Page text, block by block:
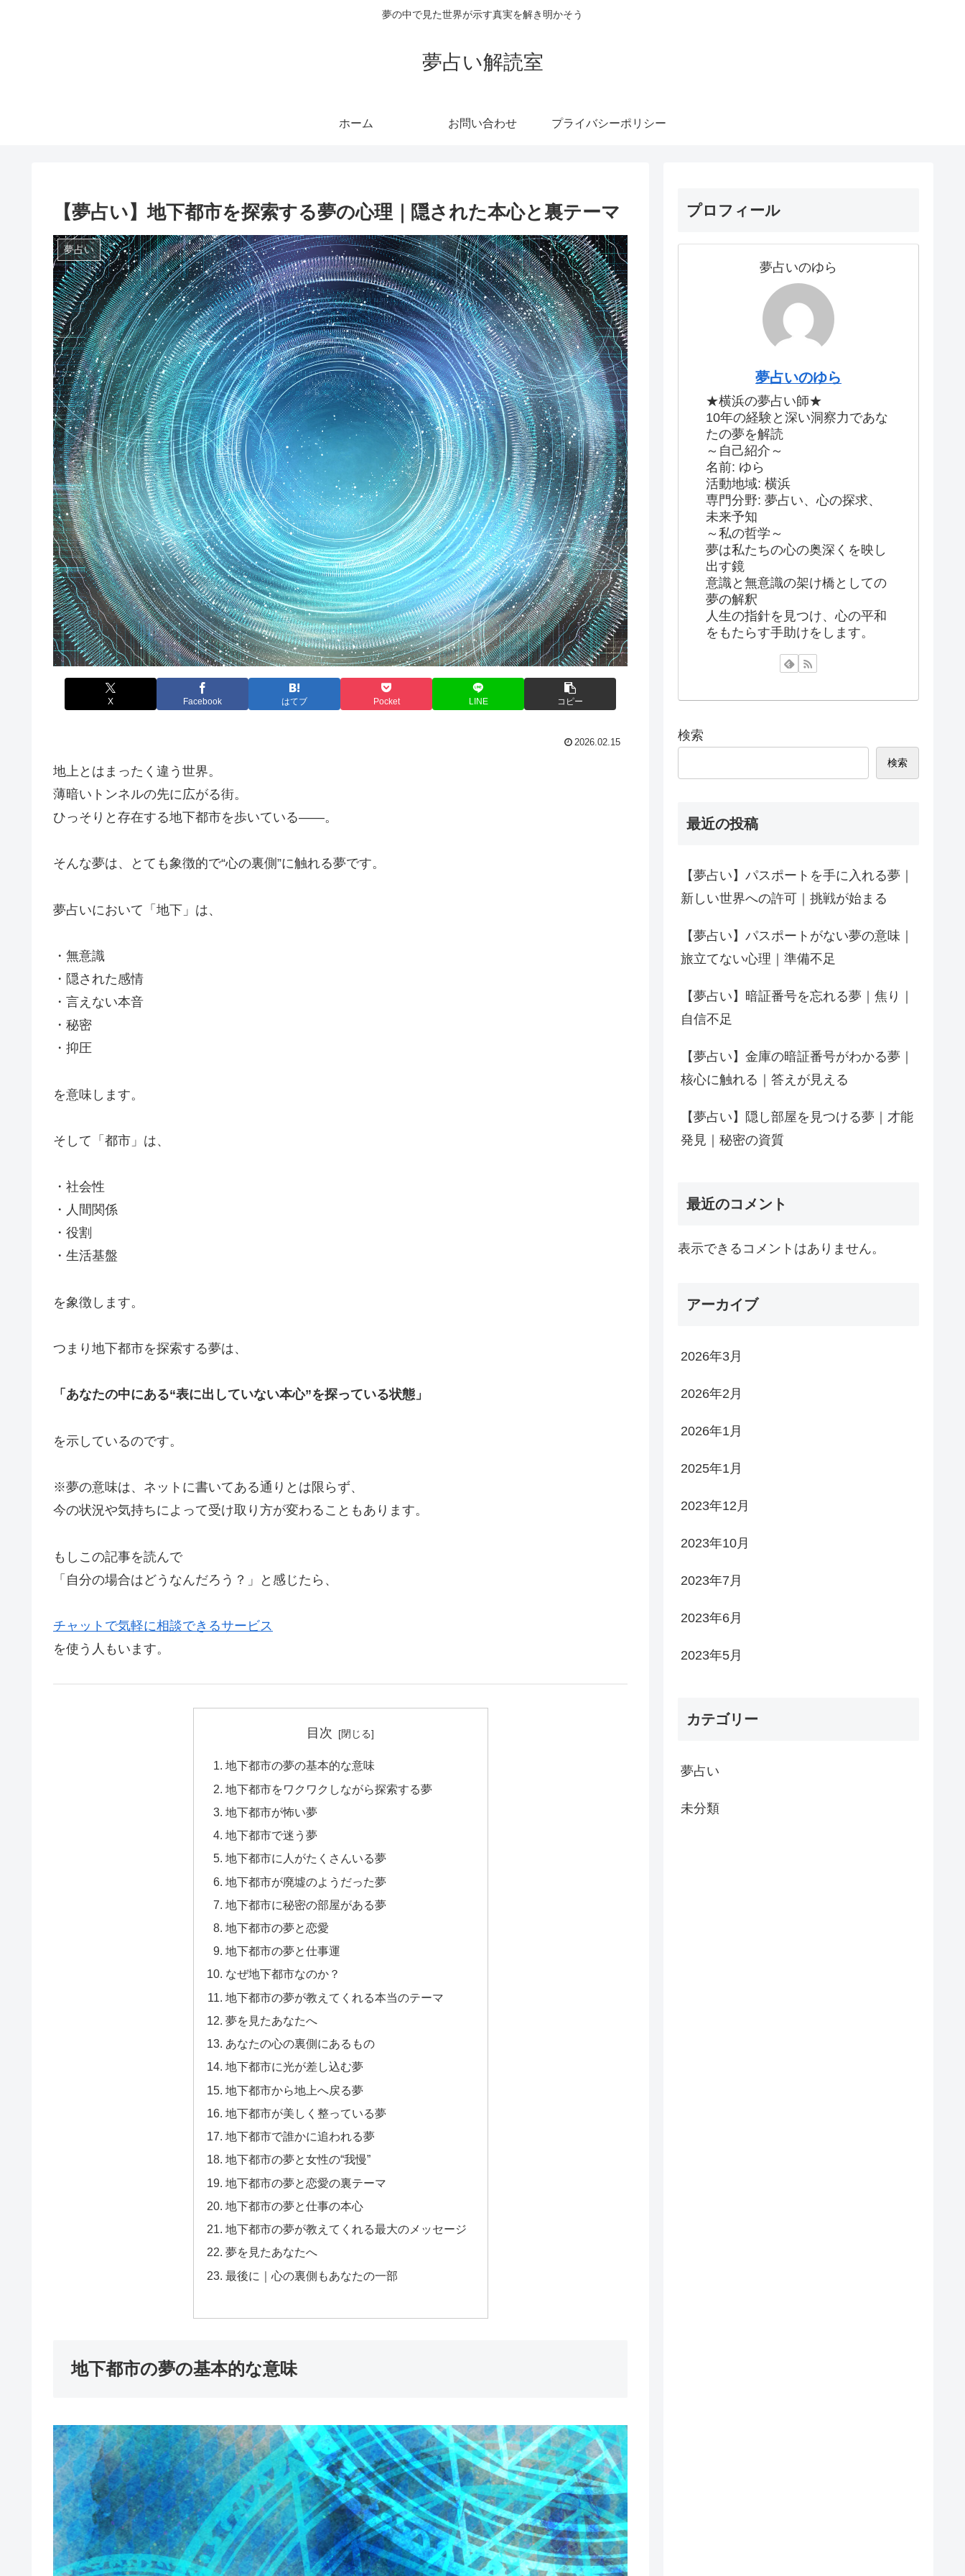
夢の中で見た世界が示す真実を解き明かそう
夢占い解読室
ホーム お問い合わせ プライバシーポリシー
【夢占い】地下都市を探索する夢の心理｜隠された本心と裏テーマ
夢占い
X Facebook はてブ Pocket LINE コピー
2026.02.15
地上とはまったく違う世界。
薄暗いトンネルの先に広がる街。
ひっそりと存在する地下都市を歩いている――。
そんな夢は、とても象徴的で“心の裏側”に触れる夢です。
夢占いにおいて「地下」は、
・無意識
・隠された感情
・言えない本音
・秘密
・抑圧
を意味します。
そして「都市」は、
・社会性
・人間関係
・役割
・生活基盤
を象徴します。
つまり地下都市を探索する夢は、
「あなたの中にある“表に出していない本心”を探っている状態」
を示しているのです。
※夢の意味は、ネットに書いてある通りとは限らず、
今の状況や気持ちによって受け取り方が変わることもあります。
もしこの記事を読んで
「自分の場合はどうなんだろう？」と感じたら、
チャットで気軽に相談できるサービス
を使う人もいます。
目次
地下都市の夢の基本的な意味
地下都市をワクワクしながら探索する夢
地下都市が怖い夢
地下都市で迷う夢
地下都市に人がたくさんいる夢
地下都市が廃墟のようだった夢
地下都市に秘密の部屋がある夢
地下都市の夢と恋愛
地下都市の夢と仕事運
なぜ地下都市なのか？
地下都市の夢が教えてくれる本当のテーマ
夢を見たあなたへ
あなたの心の裏側にあるもの
地下都市に光が差し込む夢
地下都市から地上へ戻る夢
地下都市が美しく整っている夢
地下都市で誰かに追われる夢
地下都市の夢と女性の“我慢”
地下都市の夢と恋愛の裏テーマ
地下都市の夢と仕事の本心
地下都市の夢が教えてくれる最大のメッセージ
夢を見たあなたへ
最後に｜心の裏側もあなたの一部
地下都市の夢の基本的な意味
プロフィール
夢占いのゆら
夢占いのゆら
★横浜の夢占い師★
10年の経験と深い洞察力であな
たの夢を解読
～自己紹介～
名前: ゆら
活動地域: 横浜
専門分野: 夢占い、心の探求、
未来予知
～私の哲学～
夢は私たちの心の奥深くを映し
出す鏡
意識と無意識の架け橋としての
夢の解釈
人生の指針を見つけ、心の平和
をもたらす手助けをします。
検索
検索
最近の投稿
【夢占い】パスポートを手に入れる夢｜
新しい世界への許可｜挑戦が始まる
【夢占い】パスポートがない夢の意味｜
旅立てない心理｜準備不足
【夢占い】暗証番号を忘れる夢｜焦り｜
自信不足
【夢占い】金庫の暗証番号がわかる夢｜
核心に触れる｜答えが見える
【夢占い】隠し部屋を見つける夢｜才能
発見｜秘密の資質
最近のコメント
表示できるコメントはありません。
アーカイブ
2026年3月
2026年2月
2026年1月
2025年1月
2023年12月
2023年10月
2023年7月
2023年6月
2023年5月
カテゴリー
夢占い
未分類